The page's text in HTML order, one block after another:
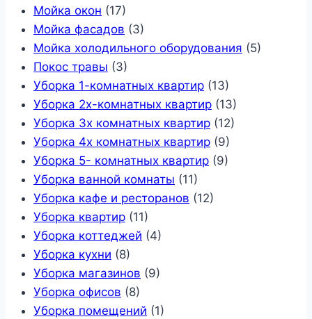
Мойка окон (17)
Мойка фасадов (3)
Мойка холодильного оборудования (5)
Покос травы (3)
Уборка 1-комнатных квартир (13)
Уборка 2х-комнатных квартир (13)
Уборка 3х комнатных квартир (12)
Уборка 4х комнатных квартир (9)
Уборка 5- комнатных квартир (9)
Уборка ванной комнаты (11)
Уборка кафе и ресторанов (12)
Уборка квартир (11)
Уборка коттеджей (4)
Уборка кухни (8)
Уборка магазинов (9)
Уборка офисов (8)
Уборка помещений (1)